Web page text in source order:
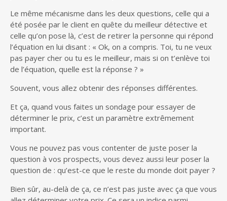
Le même mécanisme dans les deux questions, celle qui a
été posée par le client en quête du meilleur détective et
celle qu’on pose là, c’est de retirer la personne qui répond
l’équation en lui disant : « Ok, on a compris. Toi, tu ne veux
pas payer cher ou tu es le meilleur, mais si on t’enlève toi
de l’équation, quelle est la réponse ? »
Souvent, vous allez obtenir des réponses différentes.
Et ça, quand vous faites un sondage pour essayer de
déterminer le prix, c’est un paramètre extrêmement
important.
Vous ne pouvez pas vous contenter de juste poser la
question à vos prospects, vous devez aussi leur poser la
question de : qu’est-ce que le reste du monde doit payer ?
Bien sûr, au-delà de ça, ce n’est pas juste avec ça que vous